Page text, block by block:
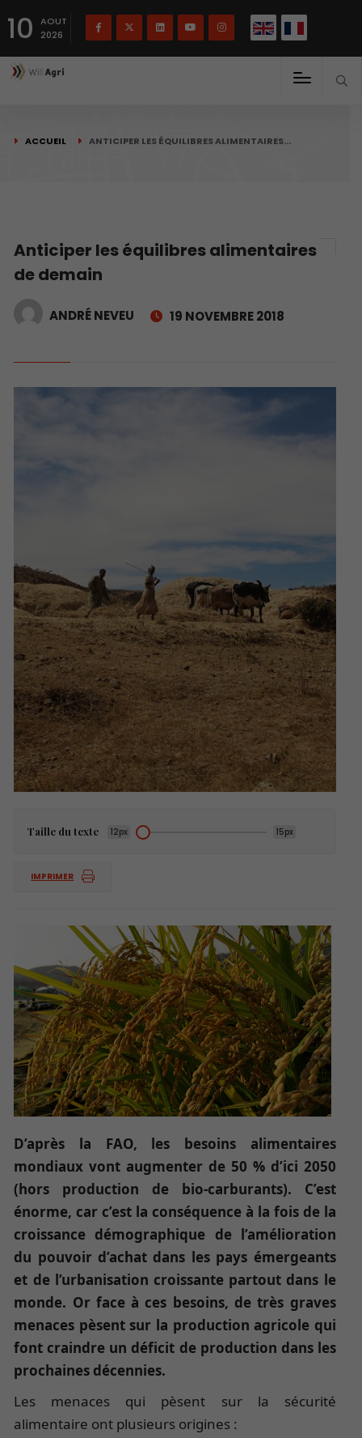
10
AOUT
2026
ACCUEIL ANTICIPER LES ÉQUILIBRES ALIMENTAIRES…
Anticiper les équilibres alimentaires
de demain
ANDRÉ NEVEU 19 NOVEMBRE 2018
Taille du texte 12px 15px
IMPRIMER
D’après la FAO, les besoins alimentaires
mondiaux vont augmenter de 50 % d’ici 2050
(hors production de bio-carburants). C’est
énorme, car c’est la conséquence à la fois de la
croissance démographique de l’amélioration
du pouvoir d’achat dans les pays émergeants
et de l’urbanisation croissante partout dans le
monde. Or face à ces besoins, de très graves
menaces pèsent sur la production agricole qui
font craindre un déficit de production dans les
prochaines décennies.
Les menaces qui pèsent sur la sécurité
alimentaire ont plusieurs origines :
Français English(English)